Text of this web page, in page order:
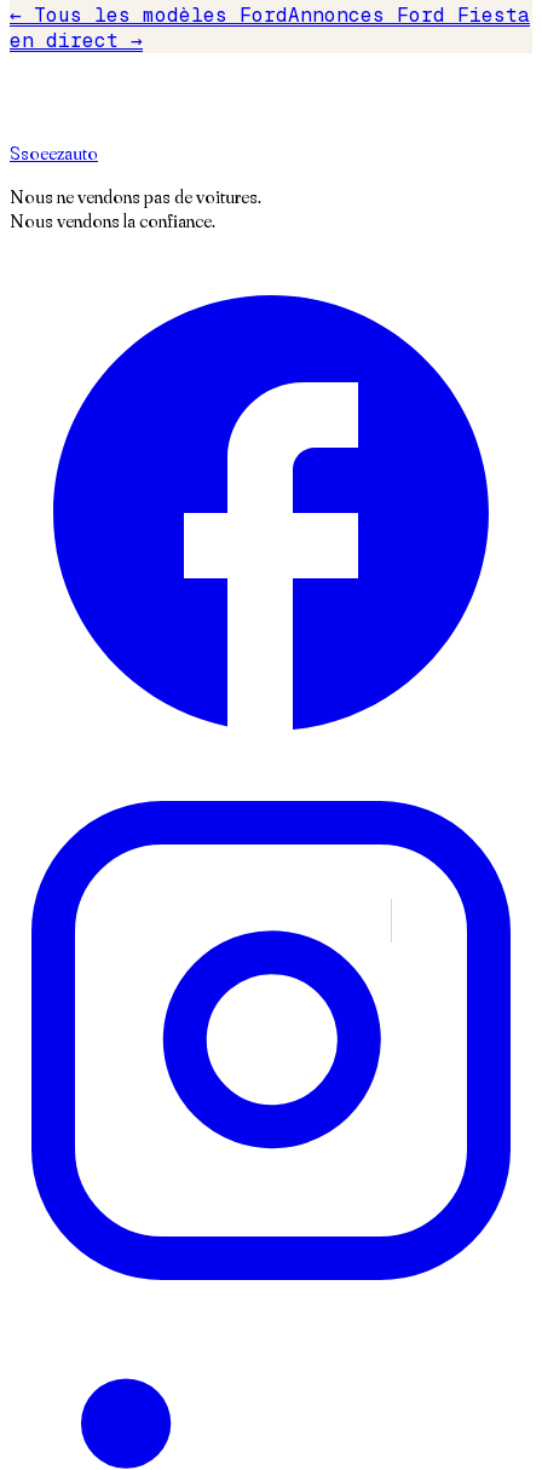
← Tous les modèles FordAnnonces Ford Fiesta
en direct →
Ssoeezauto
Nous ne vendons pas de voitures.
Nous vendons la confiance.